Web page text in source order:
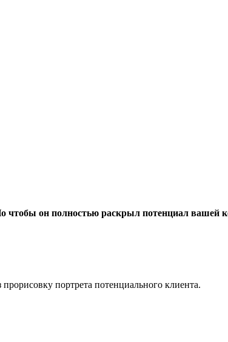
он полностью раскрыл потенциал вашей
портрета потенциального клиента.